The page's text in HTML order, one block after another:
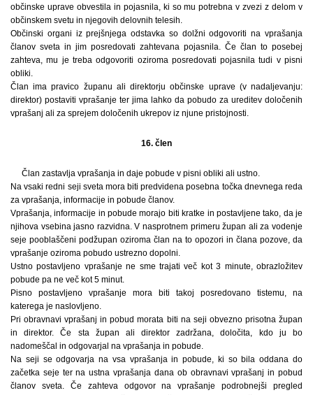
občinske uprave obvestila in pojasnila, ki so mu potrebna v zvezi z delom v
občinskem svetu in njegovih delovnih telesih.
Občinski organi iz prejšnjega odstavka so dolžni odgovoriti na vprašanja
članov sveta in jim posredovati zahtevana pojasnila. Če član to posebej
zahteva, mu je treba odgovoriti oziroma posredovati pojasnila tudi v pisni
obliki.
Član ima pravico županu ali direktorju občinske uprave (v nadaljevanju:
direktor) postaviti vprašanje ter jima lahko da pobudo za ureditev določenih
vprašanj ali za sprejem določenih ukrepov iz njune pristojnosti.
16. člen
Član zastavlja vprašanja in daje pobude v pisni obliki ali ustno.
Na vsaki redni seji sveta mora biti predvidena posebna točka dnevnega reda
za vprašanja, informacije in pobude članov.
Vprašanja, informacije in pobude morajo biti kratke in postavljene tako, da je
njihova vsebina jasno razvidna. V nasprotnem primeru župan ali za vodenje
seje pooblaščeni podžupan oziroma član na to opozori in člana pozove, da
vprašanje oziroma pobudo ustrezno dopolni.
Ustno postavljeno vprašanje ne sme trajati več kot 3 minute, obrazložitev
pobude pa ne več kot 5 minut.
Pisno postavljeno vprašanje mora biti takoj posredovano tistemu, na
katerega je naslovljeno.
Pri obravnavi vprašanj in pobud morata biti na seji obvezno prisotna župan
in direktor. Če sta župan ali direktor zadržana, določita, kdo ju bo
nadomeščal in odgovarjal na vprašanja in pobude.
Na seji se odgovarja na vsa vprašanja in pobude, ki so bila oddana do
začetka seje ter na ustna vprašanja dana ob obravnavi vprašanj in pobud
članov sveta. Če zahteva odgovor na vprašanje podrobnejši pregled